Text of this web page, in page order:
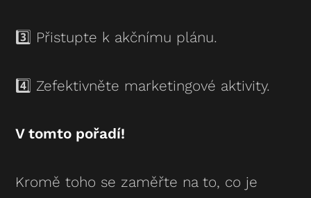
3️⃣ Přistupte k akčnímu plánu.
4️⃣ Zefektivněte marketingové aktivity.
V tomto pořadí!
Kromě toho se zaměřte na to, co je